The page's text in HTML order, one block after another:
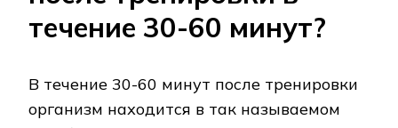
течение 30-60 минут?
В течение 30-60 минут после тренировки
организм находится в так называемом